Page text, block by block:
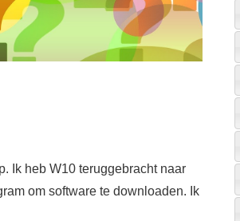
Ik heb W10 teruggebracht naar
om software te downloaden. Ik